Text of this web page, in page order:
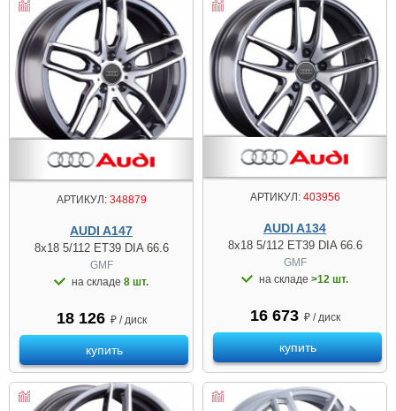
АРТИКУЛ:348879
AUDI A147
8x18 5/112 ET39 DIA 66.6
GMF
на складе 8 шт.
18 126 ₽ / диск
купить
АРТИКУЛ:403956
AUDI A134
8x18 5/112 ET39 DIA 66.6
GMF
на складе >12 шт.
16 673 ₽ / диск
купить